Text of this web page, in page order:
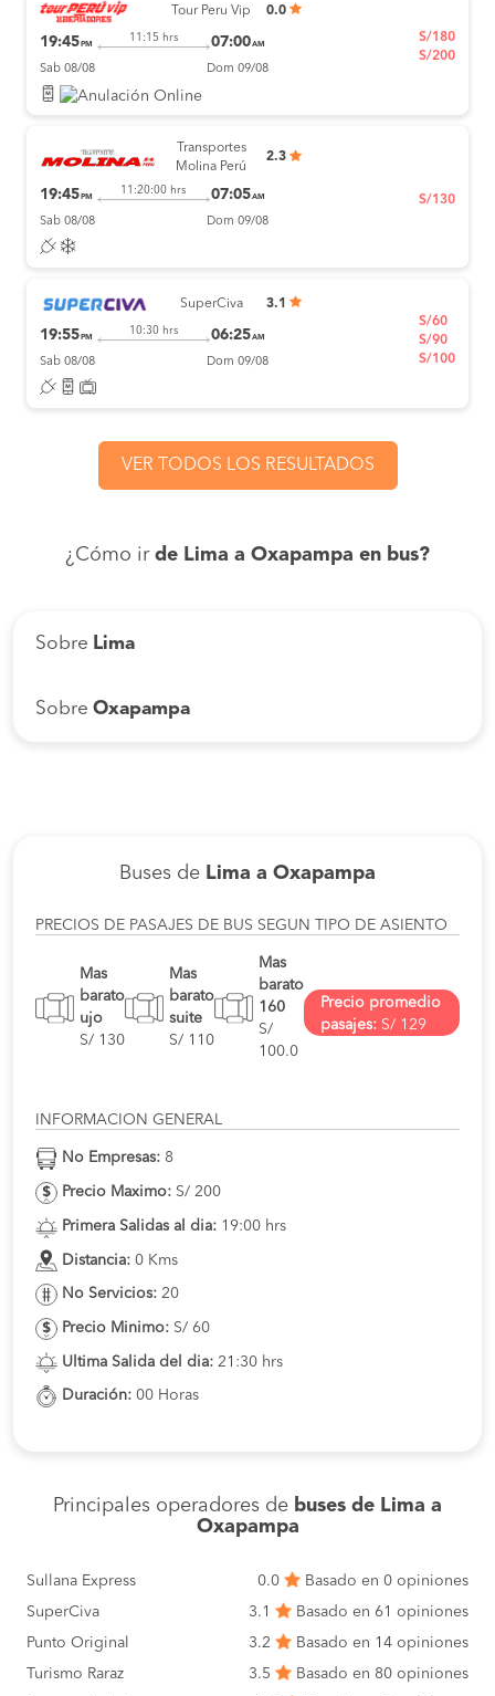
Tour Peru Vip 0.0
19:45 PM
11:15 hrs 07:00AM
Sab 08/08 Dom 09/08
S/180
S/200
Transportes
Molina Perú
2.3
19:45 PM
11:20:00 hrs 07:05AM
Sab 08/08 Dom 09/08
S/130
SuperCiva 3.1
19:55 PM
10:30 hrs 06:25AM
Sab 08/08 Dom 09/08
S/60
S/90
S/100
VER TODOS LOS RESULTADOS
¿Cómo ir de Lima a Oxapampa en bus?
Sobre Lima
Sobre Oxapampa
Buses de Lima a Oxapampa
PRECIOS DE PASAJES DE BUS SEGUN TIPO DE ASIENTO
Mas
barato
ujo
S/ 130
Mas
barato
suite
S/ 110
Mas
barato
160
S/
100.0
Precio promedio
pasajes: S/ 129
INFORMACION GENERAL
No Empresas: 8
Precio Maximo: S/ 200
Primera Salidas al dia: 19:00 hrs
Distancia: 0 Kms
No Servicios: 20
Precio Minimo: S/ 60
Ultima Salida del dia: 21:30 hrs
Duración: 00 Horas
Principales operadores de buses de Lima a
Oxapampa
Sullana Express 0.0
Basado en 0 opiniones
SuperCiva
3.1
Basado en 61 opiniones
Punto Original
3.2
Basado en 14 opiniones
Turismo Raraz
3.5
Basado en 80 opiniones